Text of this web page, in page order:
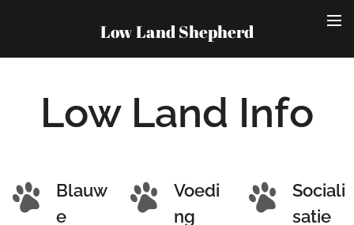
Low Land Shepherd
Low Land Info
Blauw
e
Voedi
ng
Sociali
satie